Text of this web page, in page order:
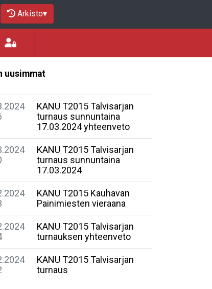
Arkisto▾
uusimmat
KANU T2015 Talvisarjan
turnaus sunnuntaina
17.03.2024 yhteenveto
KANU T2015 Talvisarjan
turnaus sunnuntaina
17.03.2024
KANU T2015 Kauhavan
Painimiesten vieraana
KANU T2015 Talvisarjan
turnauksen yhteenveto
KANU T2015 Talvisarjan
turnaus